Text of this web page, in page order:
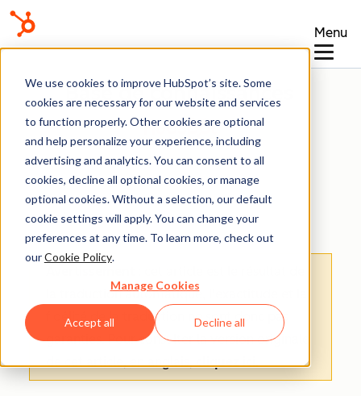
We use cookies to improve HubSpot’s site. Some
cookies are necessary for our website and services
to function properly. Other cookies are optional
and help personalize your experience, including
advertising and analytics. You can consent to all
cookies, decline all optional cookies, or manage
optional cookies. Without a selection, our default
cookie settings will apply. You can change your
preferences at any time. To learn more, check out
ourCookie Policy.
Manage Cookies
Accept all Decline all
Menu
Base de connaissances
Devis
la traduction automatique, l'exactitude et la
fidélité de la traduction ne sont donc pas
garanties.Pour consulter la version originale
de cet article, en anglais,cliquez ici.